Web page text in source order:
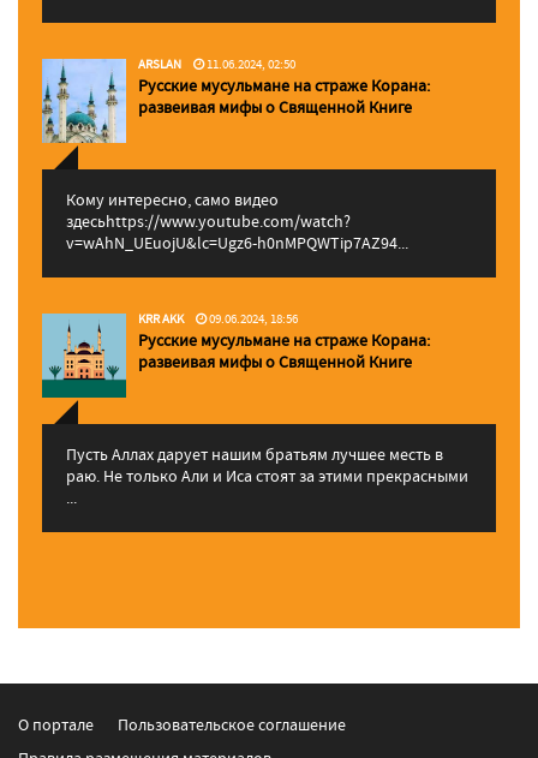
ARSLAN 11.06.2024, 02:50
Русские мусульмане на страже Корана:
pазвеивая мифы о Священной Книге
Кому интересно, само видео
здесьhttps://www.youtube.com/watch?
v=wAhN_UEuojU&lc=Ugz6-h0nMPQWTip7AZ94...
KRR AKK 09.06.2024, 18:56
Русские мусульмане на страже Корана:
pазвеивая мифы о Священной Книге
Пусть Аллах дарует нашим братьям лучшее месть в
раю. Не только Али и Иса стоят за этими прекрасными
...
О портале
Пользовательское соглашение